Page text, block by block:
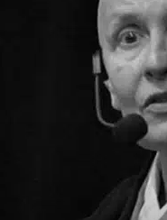
Viver
Mais